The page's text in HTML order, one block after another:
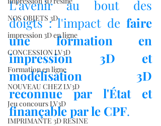
NOS OBJETS 3D
impression 3D en ligne
CONCESSION LV3D
Formation en ligne
NOUVEAU CHEZ LV3D
Jeu concours LV3D
IMPRIMANTE 3D RESINE
L'avenir au bout des
doigts : l'impact de faire
une formation en
impression 3D et
modélisation 3D
reconnue par l'État et
finançable par le CPF.